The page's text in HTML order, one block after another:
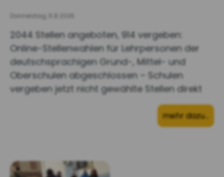
Donnerstag, 6.8.2026
2044 Stellen angeboten, 914 vergeben:
Online-Stellenwahlen für Lehrpersonen der
deutschsprachigen Grund-, Mittel- und
Oberschulen abgeschlossen – Schulen
vergeben jetzt nicht gewählte Stellen direkt
mehr dazu…